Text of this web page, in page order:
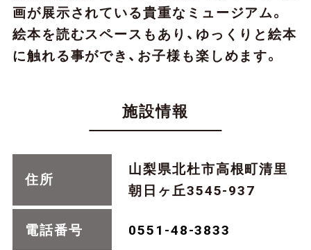
画が展示されている貴重なミュージアム。
絵本を読むスペースもあり、ゆっくりと絵本
に触れる事ができ、お子様も楽しめます。
施設情報
住所
山梨県北杜市高根町清里
朝日ヶ丘3545-937
電話番号 0551-48-3833